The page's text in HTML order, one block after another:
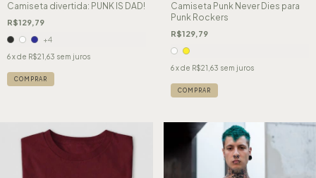
Camiseta divertida: PUNK IS DAD!
R$129,79
+4
6x de R$21,63 sem juros
COMPRAR
Camiseta Punk Never Dies para
Punk Rockers
R$129,79
6 x de R$21,63 sem juros
COMPRAR